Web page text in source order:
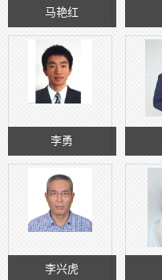
马艳红
李勇
李兴虎